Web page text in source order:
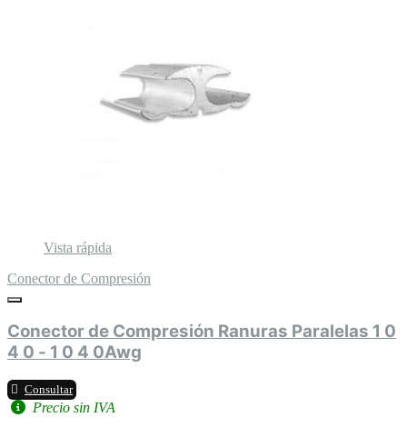
Vista rápida
Conector de Compresión
Conector de Compresión Ranuras Paralelas 1 0
4 0 - 1 0 4 0Awg
Consultar
Precio sin IVA